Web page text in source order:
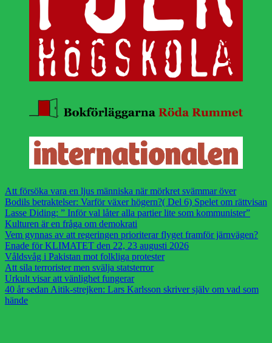
Att försöka vara en ljus människa när mörkret svämmar över
Bodils betraktelser: Varför växer högern?( Del 6) Spelet om rättvisan
Lasse Diding: ” Inför val låter alla partier lite som kommunister”
Kulturen är en fråga om demokrati
Vem gynnas av att regeringen prioriterar flyget framför järnvägen?
Enade för KLIMATET den 22, 23 augusti 2026
Våldsvåg i Pakistan mot folkliga protester
Att sila terrorister men svälja statsterror
Urkult visar att vänlighet fungerar
40 år sedan Aitik-strejken: Lars Karlsson skriver själv om vad som
hände